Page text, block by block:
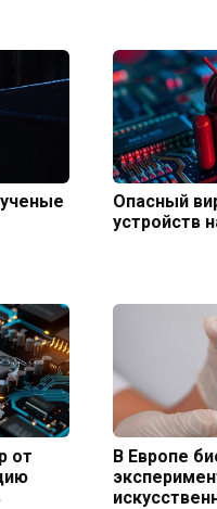
Опасный
устройств
от
В Европе